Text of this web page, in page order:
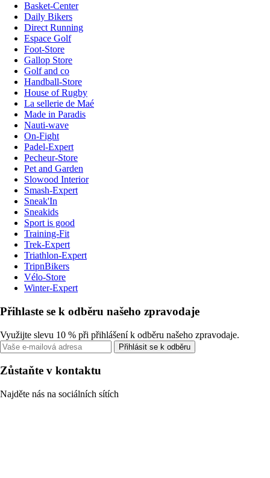
Basket-Center
Daily Bikers
Direct Running
Espace Golf
Foot-Store
Gallop Store
Golf and co
Handball-Store
House of Rugby
La sellerie de Maé
Made in Paradis
Nauti-wave
On-Fight
Padel-Expert
Pecheur-Store
Pet and Garden
Slowood Interior
Smash-Expert
Sneak'In
Sneakids
Sport is good
Training-Fit
Trek-Expert
Triathlon-Expert
TripnBikers
Vélo-Store
Winter-Expert
Přihlaste se k odběru našeho zpravodaje
Využijte slevu 10 % při přihlášení k odběru našeho zpravodaje.
Přihlásit se k odběru
Zůstaňte v kontaktu
Najděte nás na sociálních sítích